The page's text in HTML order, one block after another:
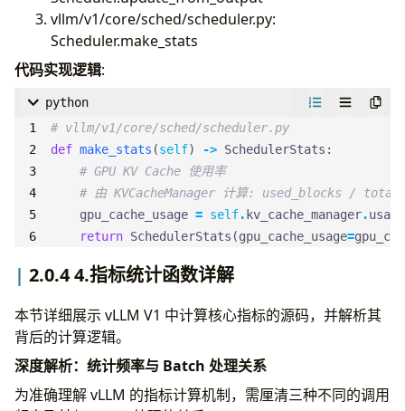
vllm/v1/core/sched/scheduler.py:
Scheduler.make_stats
代码实现逻辑:
python
# vllm/v1/core/sched/scheduler.py
def make_stats (self) -> SchedulerStats :
# GPU KV Cache 使用率
# 由 KVCacheManager 计算: used_blocks /
gpu_cache_usage = self. kv_cache_manager.usage
return SchedulerStats (gpu_cache_usage=
2.0.4 4.指标统计函数详解
本节详细展示 vLLM V1 中计算核心指标的源码，并解析其
背后的计算逻辑。
深度解析：统计频率与 Batch 处理关系
为准确理解 vLLM 的指标计算机制，需厘清三种不同的调用